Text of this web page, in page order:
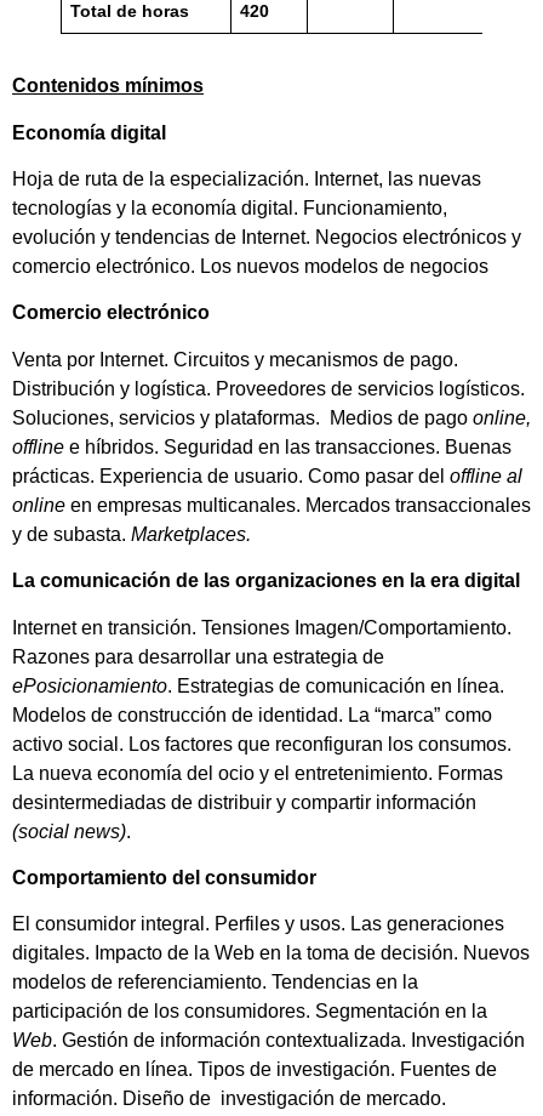
Total de horas 420
Contenidos mínimos
Economía digital
Hoja de ruta de la especialización. Internet, las nuevas
tecnologías y la economía digital. Funcionamiento,
evolución y tendencias de Internet. Negocios electrónicos y
comercio electrónico. Los nuevos modelos de negocios
Comercio electrónico
Venta por Internet. Circuitos y mecanismos de pago.
Distribución y logística. Proveedores de servicios logísticos.
Soluciones, servicios y plataformas. Medios de pago online,
offline e híbridos. Seguridad en las transacciones. Buenas
prácticas. Experiencia de usuario. Como pasar del offline al
online en empresas multicanales. Mercados transaccionales
y de subasta. Marketplaces.
La comunicación de las organizaciones en la era digital
Internet en transición. Tensiones Imagen/Comportamiento.
Razones para desarrollar una estrategia de
ePosicionamiento. Estrategias de comunicación en línea.
Modelos de construcción de identidad. La “marca” como
activo social. Los factores que reconfiguran los consumos.
La nueva economía del ocio y el entretenimiento. Formas
desintermediadas de distribuir y compartir información
(social news).
Comportamiento del consumidor
El consumidor integral. Perfiles y usos. Las generaciones
digitales. Impacto de la Web en la toma de decisión. Nuevos
modelos de referenciamiento. Tendencias en la
participación de los consumidores. Segmentación en la
Web. Gestión de información contextualizada. Investigación
de mercado en línea. Tipos de investigación. Fuentes de
información. Diseño de investigación de mercado.